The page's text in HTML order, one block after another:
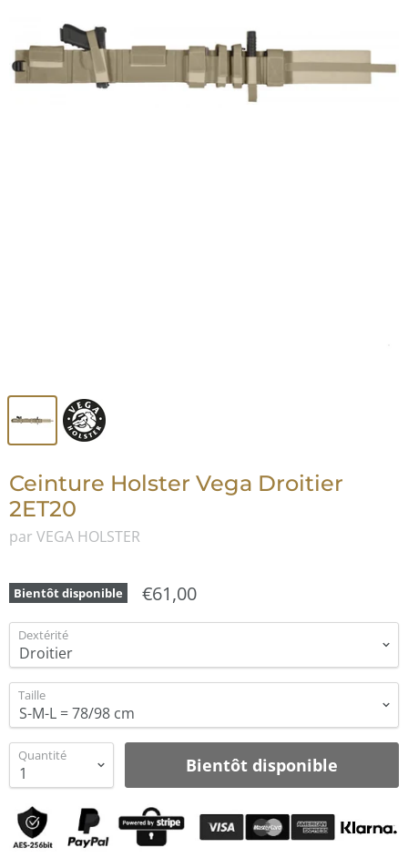
Ceinture Holster Vega Droitier
2ET20
par VEGA HOLSTER
Bientôt disponible €61,00
Dextérité
Taille
Quantité Bientôt disponible